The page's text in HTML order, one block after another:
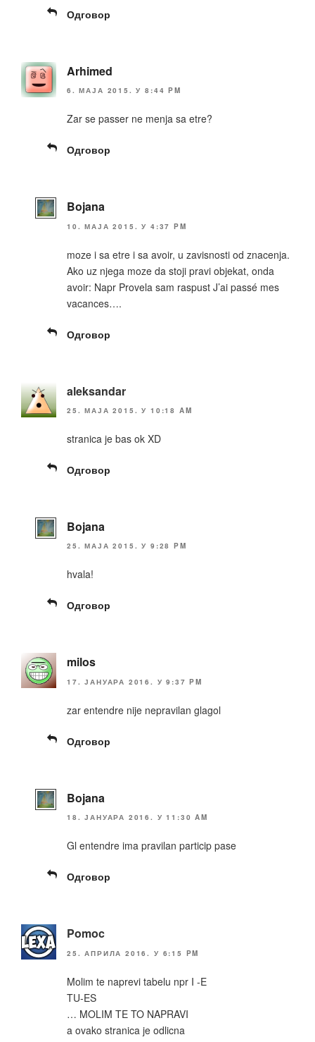
Одговор
Arhimed
6. МАЈА 2015. У 8:44 PM
Zar se passer ne menja sa etre?
Одговор
Bojana
10. МАЈА 2015. У 4:37 PM
moze i sa etre i sa avoir, u zavisnosti od znacenja.
Ako uz njega moze da stoji pravi objekat, onda
avoir: Napr Provela sam raspust J’ai passé mes
vacances….
Одговор
aleksandar
25. МАЈА 2015. У 10:18 AM
stranica je bas ok XD
Одговор
Bojana
25. МАЈА 2015. У 9:28 PM
hvala!
Одговор
milos
17. ЈАНУАРА 2016. У 9:37 PM
zar entendre nije nepravilan glagol
Одговор
Bojana
18. ЈАНУАРА 2016. У 11:30 AM
Gl entendre ima pravilan particip pase
Одговор
Pomoc
25. АПРИЛА 2016. У 6:15 PM
Molim te naprevi tabelu npr I -E
TU-ES
… MOLIM TE TO NAPRAVI
a ovako stranica je odlicna